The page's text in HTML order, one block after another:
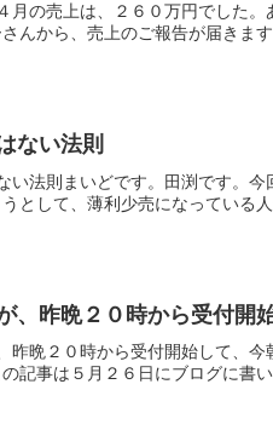
の売上は、２６０万円でした
んから、売上のご報告が届きま
ない法則
法則まいどです。田渕です。
として、薄利少売になっている
、昨晩２０時から受付開
晩２０時から受付開始して、
記事は５月２６日にブログに書